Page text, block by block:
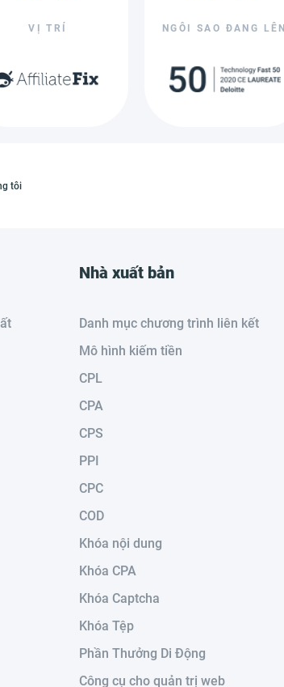
VỊ TRÍ NGÔI SAO ĐANG LÊN
tôi
Nhà xuất bản
Danh mục chương trình liên kết
Mô hình kiếm tiền
CPL
CPA
CPS
PPI
CPC
COD
Khóa nội dung
Khóa CPA
Khóa Captcha
Khóa Tệp
Phần Thưởng Di Động
Công cụ cho quản trị web